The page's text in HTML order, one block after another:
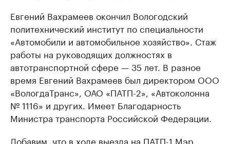
Евгений Вахрамеев окончил Вологодский
политехнический институт по специальности
«Автомобили и автомобильное хозяйство». Стаж
работы на руководящих должностях в
автотранспортной сфере — 35 лет. В разное
время Евгений Вахрамеев был директором ООО
«ВологдаТранс», ОАО «ПАТП-2», «Автоколонна
№ 1116» и других. Имеет Благодарность
Министра транспорта Российской Федерации.
Добавим, что в ходе выезда на ПАТП-1 Мэр